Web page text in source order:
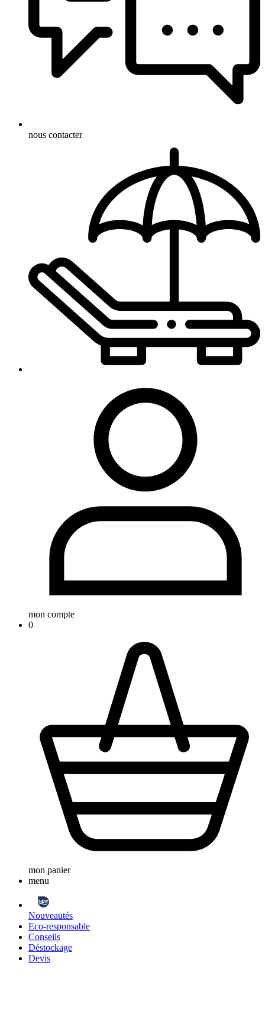
nous contacter
mon compte
0
mon panier
menu
Nouveautés
Eco-responsable
Conseils
Déstockage
Devis